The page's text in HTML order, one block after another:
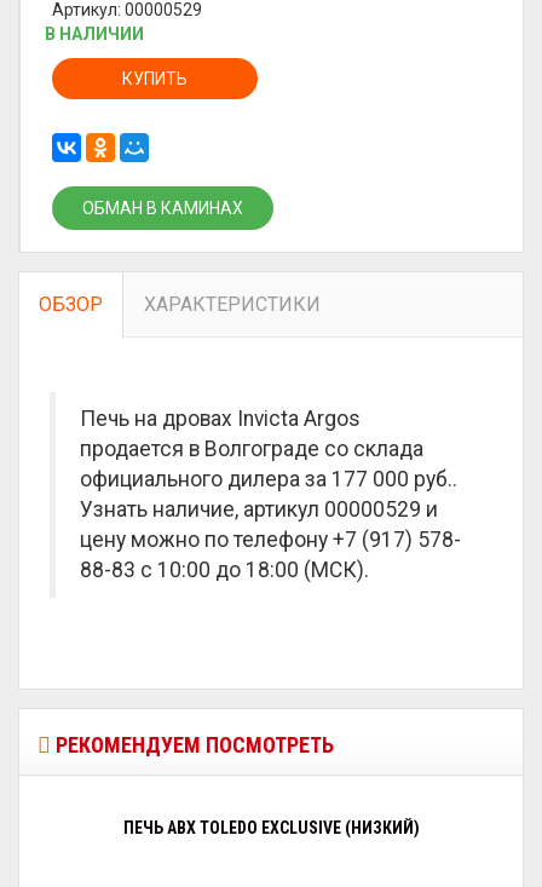
Артикул: 00000529
В НАЛИЧИИ
КУПИТЬ
ОБМАН В КАМИНАХ
ОБЗОР ХАРАКТЕРИСТИКИ
Печь на дровах Invicta Argos
продается в Волгограде со склада
официального дилера за 177 000 руб..
Узнать наличие, артикул 00000529 и
цену можно по телефону +7 (917) 578-
88-83 с 10:00 до 18:00 (МСК).
РЕКОМЕНДУЕМ ПОСМОТРЕТЬ
ПЕЧЬ ABX TOLEDO EXCLUSIVE (НИЗКИЙ)